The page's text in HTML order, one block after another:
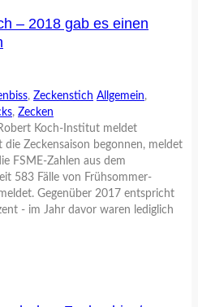
– 2018 gab es einen
, Zeckenstich Allgemein,
, Zecken
Koch-Institut meldet
Zeckensaison begonnen, meldet
FSME-Zahlen aus dem
583 Fälle von Frühsommer-
Gegenüber 2017 entspricht
- im Jahr davor waren lediglich